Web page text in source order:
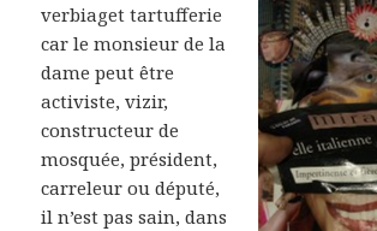
verbiaget tartufferie
car le monsieur de la
dame peut être
activiste, vizir,
constructeur de
mosquée, président,
carreleur ou député,
il n’est pas sain, dans